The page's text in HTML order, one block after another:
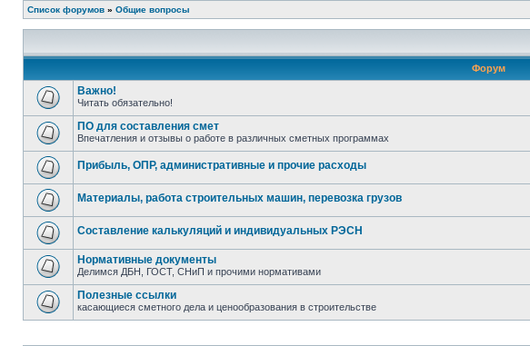
Список форумов » Общие вопросы
Форум
Важно!
Читать обязательно!
ПО для составления смет
Впечатления и отзывы о работе в различных сметных программах
Прибыль, ОПР, административные и прочие расходы
Материалы, работа строительных машин, перевозка грузов
Составление калькуляций и индивидуальных РЭСН
Нормативные документы
Делимся ДБН, ГОСТ, СНиП и прочими нормативами
Полезные ссылки
касающиеся сметного дела и ценообразования в строительстве